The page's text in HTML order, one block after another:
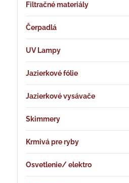
Filtračné materiály
Čerpadlá
UV Lampy
Jazierkové fólie
Jazierkové vysávače
Skimmery
Krmivá pre ryby
Osvetlenie/ elektro